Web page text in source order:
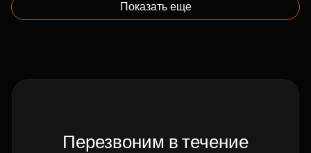
Показать еще
Перезвоним в течение